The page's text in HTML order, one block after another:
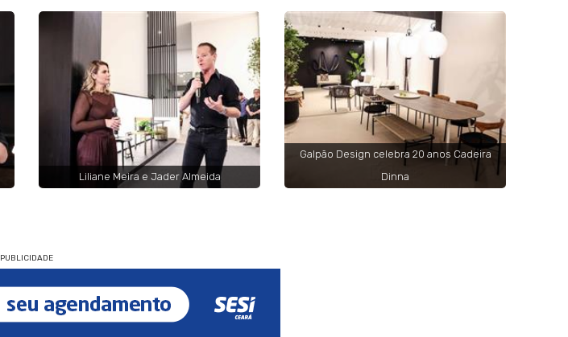
Liliane Meira e Jader Almeida
Galpão Design celebra 20 anos Cadeira
Dinna
PUBLICIDADE